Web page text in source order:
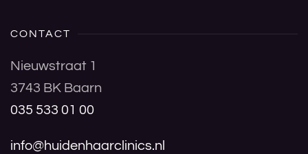
CONTACT
Nieuwstraat 1
3743 BK Baarn
035 533 01 00
info@huidenhaarclinics.nl